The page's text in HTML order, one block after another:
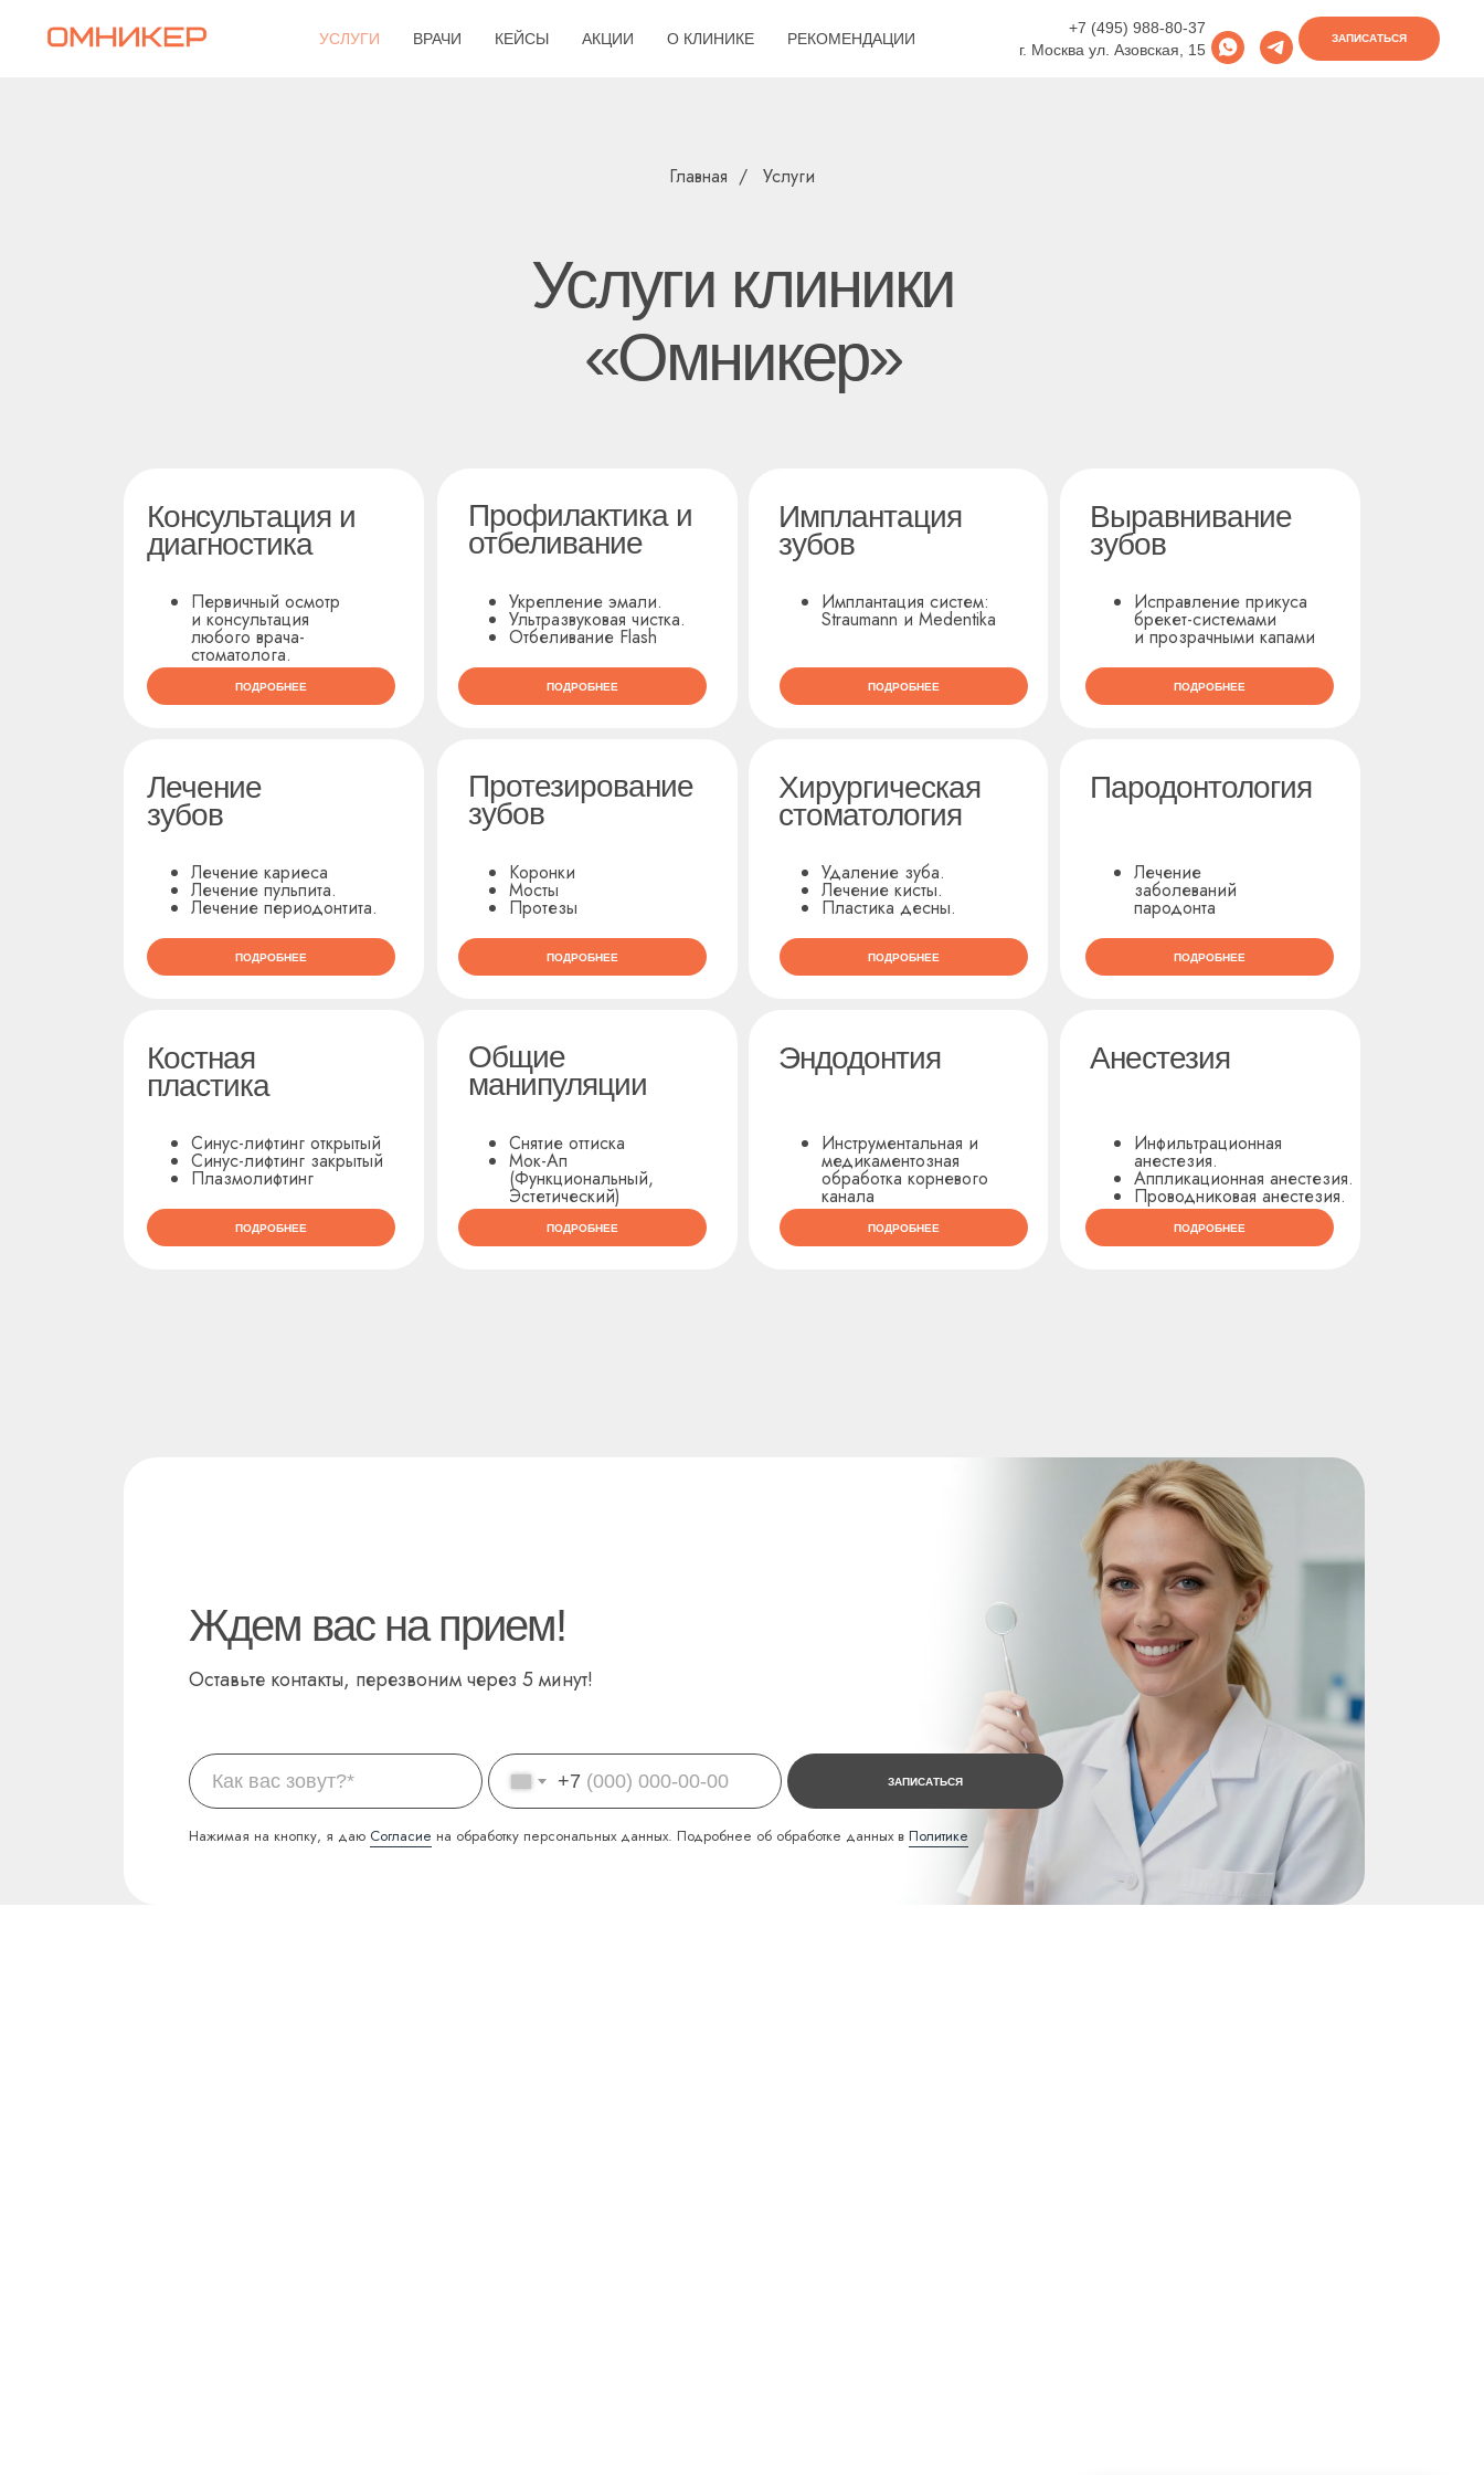
УСЛУГИ ВРАЧИ КЕЙСЫ АКЦИИ О КЛИНИКЕ РЕКОМЕНДАЦИИ
+7 (495) 988-80-37
г. Москва ул. Азовская, 15
ЗАПИСАТЬСЯ
Главная / Услуги
Услуги клиники
«Омникер»
Выравнивание
зубов
Имплантация
зубов
Консультация и
диагностика
Первичный осмотр
и консультация
любого врача-
стоматолога.
Профилактика и
отбеливание
ПОДРОБНЕЕ
Укрепление эмали.
Ультразвуковая чистка.
Отбеливание Flash
Имплантация систем:
Straumann и Medentika
Исправление прикуса
брекет-системами
и прозрачными капами
ПОДРОБНЕЕ ПОДРОБНЕЕ ПОДРОБНЕЕ
Пародонтология
Хирургическая
стоматология
Лечение
зубов
Лечение кариеса
Лечение пульпита.
Лечение периодонтита.
Протезирование
зубов
ПОДРОБНЕЕ
Коронки
Мосты
Протезы
Удаление зуба.
Лечение кисты.
Пластика десны.
Лечение
заболеваний
пародонта
ПОДРОБНЕЕ ПОДРОБНЕЕ ПОДРОБНЕЕ
Анестезия
Эндодонтия
Костная
пластика
Синус-лифтинг открытый
Синус-лифтинг закрытый
Плазмолифтинг
Общие
манипуляции
ПОДРОБНЕЕ
Снятие оттиска
Мок-Ап
(Функциональный,
Эстетический)
Инструментальная и
медикаментозная
обработка корневого
канала
Инфильтрационная
анестезия.
Аппликационная анестезия.
Проводниковая анестезия.
ПОДРОБНЕЕ ПОДРОБНЕЕ ПОДРОБНЕЕ
Оставьте контакты, перезвоним через 5 минут!
Ждем вас на прием!
+7 ЗАПИСАТЬСЯ
Нажимая на кнопку, я даю Согласие на обработку персональных данных. Подробнее об обработке данных в Политике
+7 (495) 988-80-